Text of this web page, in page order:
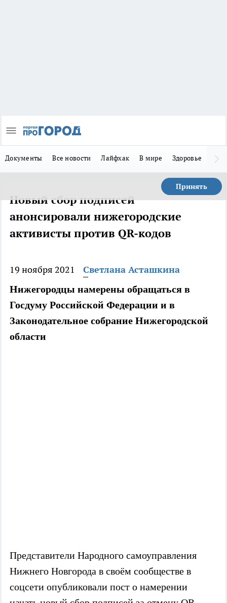
Документы Все новости Лайфхак В мире Здоровье
Принять
Новый сбор подписей
анонсировали нижегородские
активисты против QR-кодов
19 ноября 2021 Светлана Асташкина
Нижегородцы намерены обращаться в
Госдуму Российской Федерации и в
Законодательное собрание Нижегородской
области
Представители Народного самоуправления
Нижнего Новгорода в своём сообществе в
соцсети опубликовали пост о намерении